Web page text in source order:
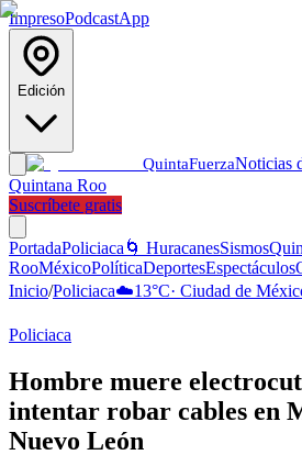
ImpresoPodcastApp
Edición
QuintaFuerzaNoticias
Quintana Roo
Suscríbete gratis
PortadaPoliciaca 🌀 HuracanesSismos
RooMéxicoPolíticaDeportesEspectáculos
Inicio/Policiaca☁️13°C· Ciudad de
Policiaca
Hombre muere
intentar robar cables en
Nuevo León